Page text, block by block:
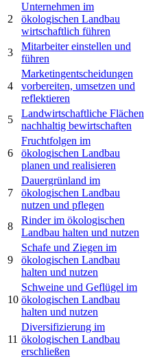
2
Unternehmen im
ökologischen Landbau
wirtschaftlich führen
3
Mitarbeiter einstellen und
führen
4
Marketingentscheidungen
vorbereiten, umsetzen und
reflektieren
5
Landwirtschaftliche Flächen
nachhaltig bewirtschaften
6
Fruchtfolgen im
ökologischen Landbau
planen und realisieren
7
Dauergrünland im
ökologischen Landbau
nutzen und pflegen
8
Rinder im ökologischen
Landbau halten und nutzen
9
Schafe und Ziegen im
ökologischen Landbau
halten und nutzen
10
Schweine und Geflügel im
ökologischen Landbau
halten und nutzen
11
Diversifizierung im
ökologischen Landbau
erschließen